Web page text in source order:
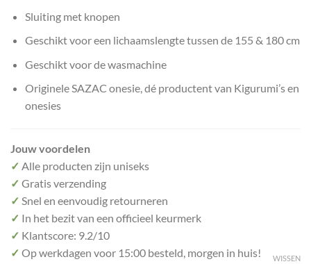
Sluiting met knopen
Geschikt voor een lichaamslengte tussen de 155 & 180 cm
Geschikt voor de wasmachine
Originele SAZAC onesie, dé productent van Kigurumi’s en
onesies
Jouw voordelen
✓ Alle producten zijn uniseks
✓ Gratis verzending
✓ Snel en eenvoudig retourneren
✓ In het bezit van een officieel keurmerk
✓ Klantscore: 9.2/10
✓ Op werkdagen voor 15:00 besteld, morgen in huis! WISSEN